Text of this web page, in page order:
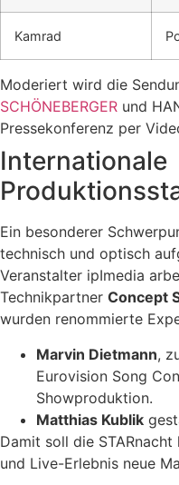
Kamrad
Moderiert wird die
SCHÖNEBERGER und
Pressekonferenz per
Internationale
Ein besonderer
technisch und optisch
Veranstalter ipImedia
Technikpartner Concept
wurden renommierte
Marvin Dietmann,
Eurovision Song
Showproduktion.
Matthias Kublik
Damit soll die
und Live-Erlebnis neue